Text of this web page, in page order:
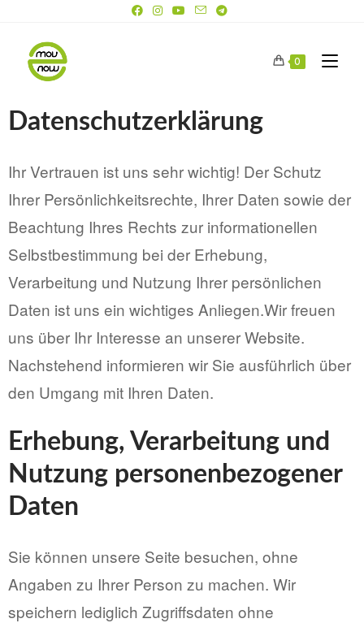
0
Datenschutzerklärung
Ihr Vertrauen ist uns sehr wichtig! Der Schutz
Ihrer Persönlichkeitsrechte, Ihrer Daten sowie der
Beachtung Ihres Rechts zur informationellen
Selbstbestimmung bei der Erhebung,
Verarbeitung und Nutzung Ihrer persönlichen
Daten ist uns ein wichtiges Anliegen.Wir freuen
uns über Ihr Interesse an unserer Website.
Nachstehend informieren wir Sie ausführlich über
den Umgang mit Ihren Daten.
Erhebung, Verarbeitung und
Nutzung personenbezogener
Daten
Sie können unsere Seite besuchen, ohne
Angaben zu Ihrer Person zu machen. Wir
speichern lediglich Zugriffsdaten ohne